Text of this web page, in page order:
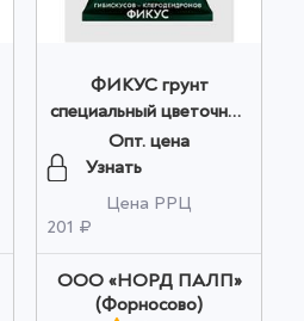
ФИКУС грунт
специальный цветочный
2,5 л Сад Чудес оптом
Опт. цена
Узнать
Цена РРЦ
201 ₽
ООО «НОРД ПАЛП»
(Форносово)